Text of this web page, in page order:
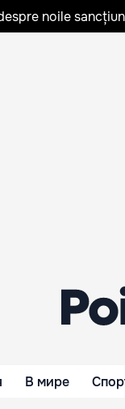
noile
В мире